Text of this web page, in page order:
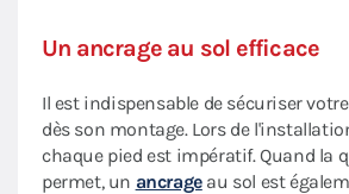
Un ancrage au sol efficace
Il est indispensable de sécuriser
dès son montage. Lors de
chaque pied est impératif. Quand la
permet, un ancrageau sol est